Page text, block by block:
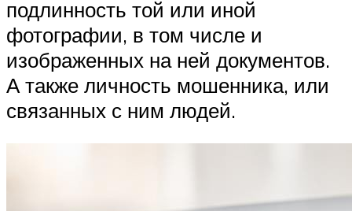
подлинность той или иной
фотографии, в том числе и
изображенных на ней документов.
А также личность мошенника, или
связанных с ним людей.